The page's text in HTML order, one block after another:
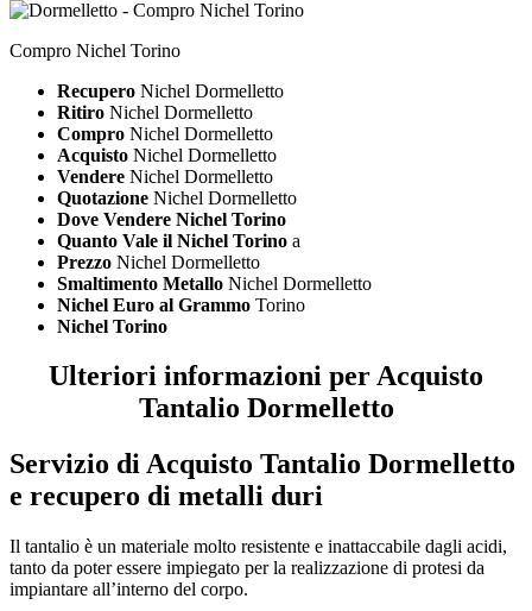
Compro Nichel Torino
Recupero Nichel Dormelletto
Ritiro Nichel Dormelletto
Compro Nichel Dormelletto
Acquisto Nichel Dormelletto
Vendere Nichel Dormelletto
Quotazione Nichel Dormelletto
Dove Vendere Nichel Torino
Quanto Vale il Nichel Torino a
Prezzo Nichel Dormelletto
Smaltimento Metallo Nichel Dormelletto
Nichel Euro al Grammo Torino
Nichel Torino
Ulteriori informazioni per Acquisto
Tantalio Dormelletto
Servizio diAcquisto Tantalio Dormelletto
e recupero di metalli duri
Il tantalio è un materiale molto resistente e inattaccabile dagli acidi,
tanto da poter essere impiegato per la realizzazione di protesi da
impiantare all’interno del corpo.